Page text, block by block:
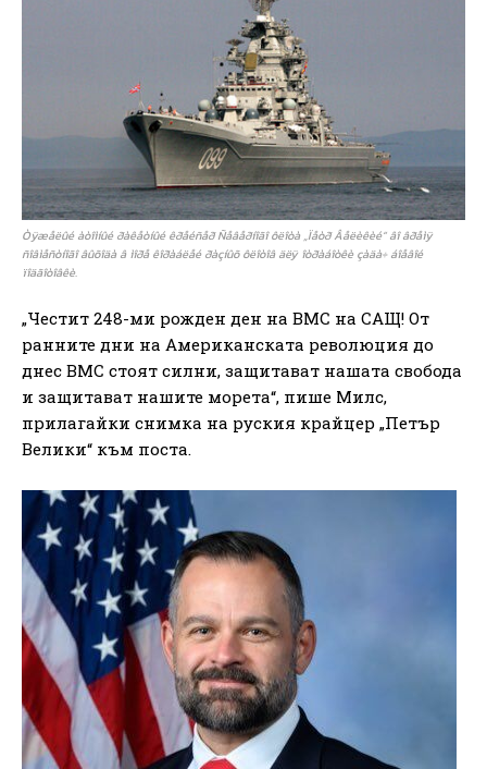
Òÿæåëûé àòîìíûé ðàêåòíûé êðåéñåð Ñåâåðíîãî ôëîòà „Ïåòð Âåëèêèé“ âî âðåìÿ
ñîâìåñòíîãî âûõîäà â ìîðå êîðàáëåé ðàçíûõ ôëîòîâ äëÿ îòðàáîòêè çàäà÷ áîåâîé
ïîäãîòîâêè.
„Честит 248-ми рожден ден на ВМС на САЩ! От
ранните дни на Американската революция до
днес ВМС стоят силни, защитават нашата свобода
и защитават нашите морета“, пише Милс,
прилагайки снимка на руския крайцер „Петър
Велики“ към поста.